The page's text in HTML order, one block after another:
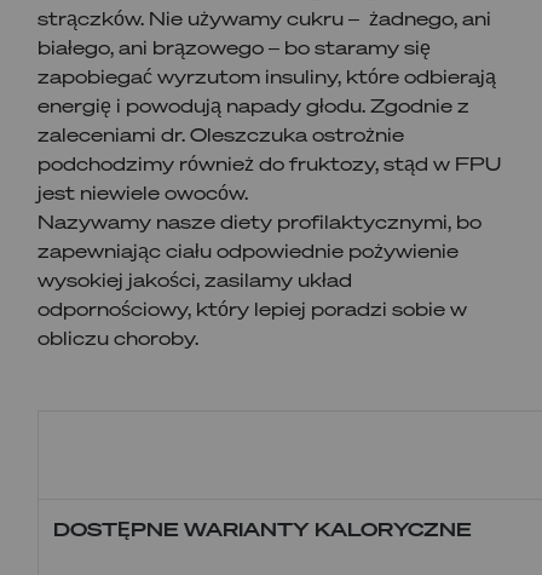
strączków. Nie używamy cukru – żadnego, ani
białego, ani brązowego – bo staramy się
zapobiegać wyrzutom insuliny, które odbierają
energię i powodują napady głodu. Zgodnie z
zaleceniami dr. Oleszczuka ostrożnie
podchodzimy również do fruktozy, stąd w FPU
jest niewiele owoców.
Nazywamy nasze diety profilaktycznymi, bo
zapewniając ciału odpowiednie pożywienie
wysokiej jakości, zasilamy układ
odpornościowy, który lepiej poradzi sobie w
obliczu choroby.
DOSTĘPNE WARIANTY KALORYCZNE